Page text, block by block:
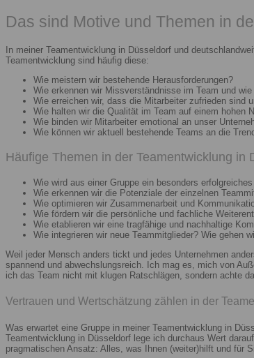
Das sind Motive und Themen in
In meiner Teamentwicklung in Düsseldorf und
Teamentwicklung sind häufig diese:
Wie meistern wir bestehende Herausforderungen?
Wie erkennen wir Missverständnisse im Team und
Wie erreichen wir, dass die Mitarbeiter zufrieden sind
Wie halten wir die Qualität im Team auf einem hohen
Wie binden wir Mitarbeiter emotional an unser
Wie können wir aktuell bestehende Teams an die
Häufige Themen in der Teamentwicklung in
Wie wird aus einer Gruppe ein besonders
Wie erkennen wir die Potenziale der einzelnen
Wie optimieren wir Zusammenarbeit und
Wie fördern wir die persönliche und fachliche
Wie etablieren wir eine tragfähige und nachhaltige
Wie integrieren wir neue Teammitglieder? Wie gehen
Weil jeder Mensch anders tickt und jedes Unternehmen
spannend und abwechslungsreich. Ich mag es, mich von
ich das Team nicht mit klugen Ratschlägen, sondern achte
Vertrauen und Wertschätzung zählen in der
Was erwartet eine Gruppe in meiner Teamentwicklung in
Teamentwicklung in Düsseldorf lege ich durchaus Wert
pragmatischen Ansatz: Alles, was Ihnen (weiter)hilft und für